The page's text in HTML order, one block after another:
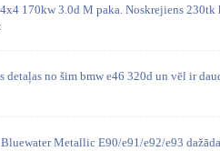
170kw 3.0d M paka. Noskrejiens 230tk
detaļas no šim bmw e46 320d un vēl ir
Metallic E90/e91/e92/e93